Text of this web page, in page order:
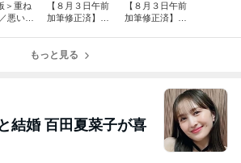
＞重ね
悪い事
【８月３日午前
加筆修正済】虚
【８月３日午前
加筆修正済】＜
もっと見る
結婚 百田夏菜子が喜